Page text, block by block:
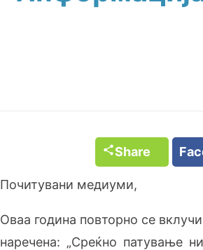
Share
Почитувани медиуми,
Оваа година повторно се
наречена: „Среќно патување